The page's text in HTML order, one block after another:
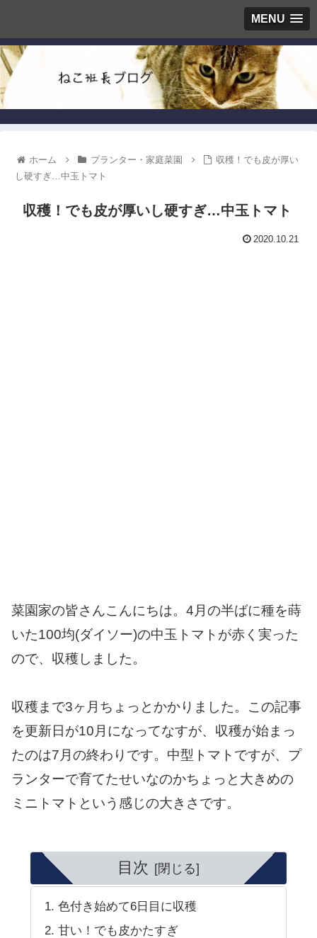
MENU
ホーム プランター・家庭菜園
収穫！でも皮が厚い
し硬すぎ…中玉トマト
収穫！でも皮が厚いし硬すぎ…中玉トマト
2020.10.21
菜園家の皆さんこんにちは。4月の半ばに種を蒔
いた100均(ダイソー)の中玉トマトが赤く実った
ので、収穫しました。
収穫まで3ヶ月ちょっとかかりました。この記事
を更新日が10月になってなすが、収穫が始まっ
たのは7月の終わりです。中型トマトですが、プ
ランターで育てたせいなのかちょっと大きめの
ミニトマトという感じの大きさです。
目次
色付き始めて6日目に収穫
甘い！でも皮かたすぎ